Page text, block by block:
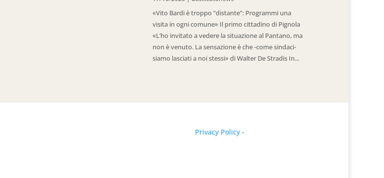
«Vito Bardi è troppo “distante”: Programmi una
visita in ogni comune» Il primo cittadino di Pignola
«L’ho invitato a vedere la situazione al Pantano, ma
non è venuto. La sensazione è che -come sindaci-
siamo lasciati a noi stessi» di Walter De Stradis In...
Privacy Policy-